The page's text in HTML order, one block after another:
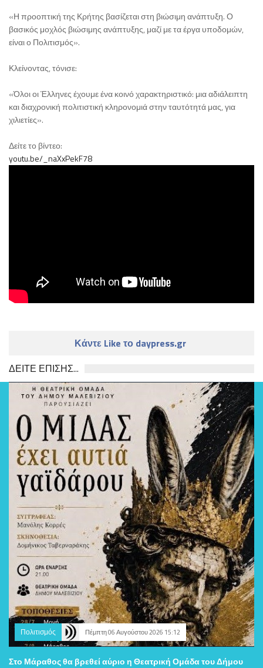
«Η προοπτική της Κρήτης βασίζεται στη βιώσιμη ανάπτυξη. Ο
βασικός μοχλός βιώσιμης ανάπτυξης, μαζί με τα έργα υποδομών,
είναι ο Πολιτισμός».
Κλείνοντας, τόνισε:
«Όλοι οι Έλληνες έχουμε ένα κοινό χαρακτηριστικό: μια αδιάλειπτη
και διαχρονική πολιτιστική κληρονομιά στην ταυτότητά μας, για
χιλιετίες».
Δείτε το βίντεο:
youtu.be/_naXxPekF78
Κάντε Like το daypress.gr
ΔΕΙΤΕ ΕΠΙΣΗΣ...
Πολιτισμός Πέμπτη 06 Αυγούστου 2026 15:12
Στο Μάραθος θα βρεθεί αύριο η Θεατρική Ομάδα του Δήμου